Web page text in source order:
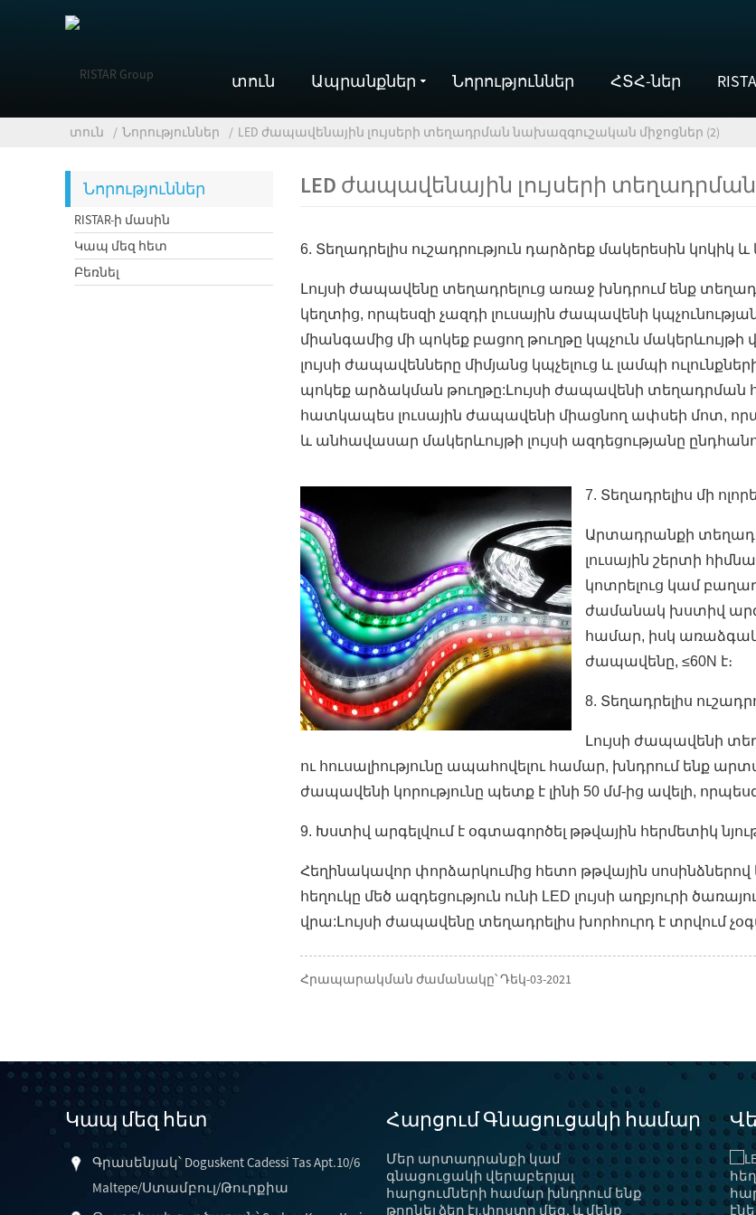
տուն Ապրանքներ Նորություններ ՀՏՀ-ներ
տուն Նորություններ LED ժապավենային լույսերի տեղադրման նախազգուշական միջոցներ (2)
Նորություններ
RISTAR-ի մասին
Կապ մեզ հետ
Բեռնել
LED ժապավենային լույսերի
6. Տեղադրելիս ուշադրություն դարձրեք մակերեսին կոկիկ և
Լույսի ժապավենը տեղադրելուց առաջ խնդրում ենք
կեղտից, որպեսզի չազդի լուսային ժապավենի
միանգամից մի պոկեք բացող թուղթը կպչուն
լույսի ժապավենները միմյանց կպչելուց և լամպի
պոկեք արձակման թուղթը:Լույսի ժապավենի տեղադրման
հատկապես լուսային ժապավենի միացնող ափսեի մոտ,
և անհավասար մակերևույթի լույսի ազդեցությանը
7. Տեղադրելիս մի
Արտադրանքի
լուսային շերտի
կոտրելուց կամ
ժամանակ խստիվ
համար, իսկ
ժապավենը, ≤60N է։
8. Տեղադրելիս
Լույսի ժապավենի
ու հուսալիությունը ապահովելու համար, խնդրում ենք
ժապավենի կորությունը պետք է լինի 50 մմ-ից ավելի,
9. Խստիվ արգելվում է օգտագործել թթվային հերմետիկ
Հեղինակավոր փորձարկումից հետո թթվային
հեղուկը մեծ ազդեցություն ունի LED լույսի աղբյուրի
վրա:Լույսի ժապավենը տեղադրելիս խորհուրդ է տրվում
Հրապարակման ժամանակը՝ Դեկ-03-2021
Կապ մեզ հետ
Գրասենյակ՝ Doguskent Cadessi Tas Apt.10/6
Maltepe/Ստամբուլ/Թուրքիա
Հարցում Գնացուցակի համար
Մեր արտադրանքի կամ
գնացուցակի վերաբերյալ
հարցումների համար խնդրում ենք
թողնել ձեր էլ.փոստը մեզ, և մենք
Էներգախնայողության մեթոդներ և
մեթոդներ...
«Լամպը» ոչ միայն լուսավորելու, այլև
զարդարելու և գեղեցկացնելու